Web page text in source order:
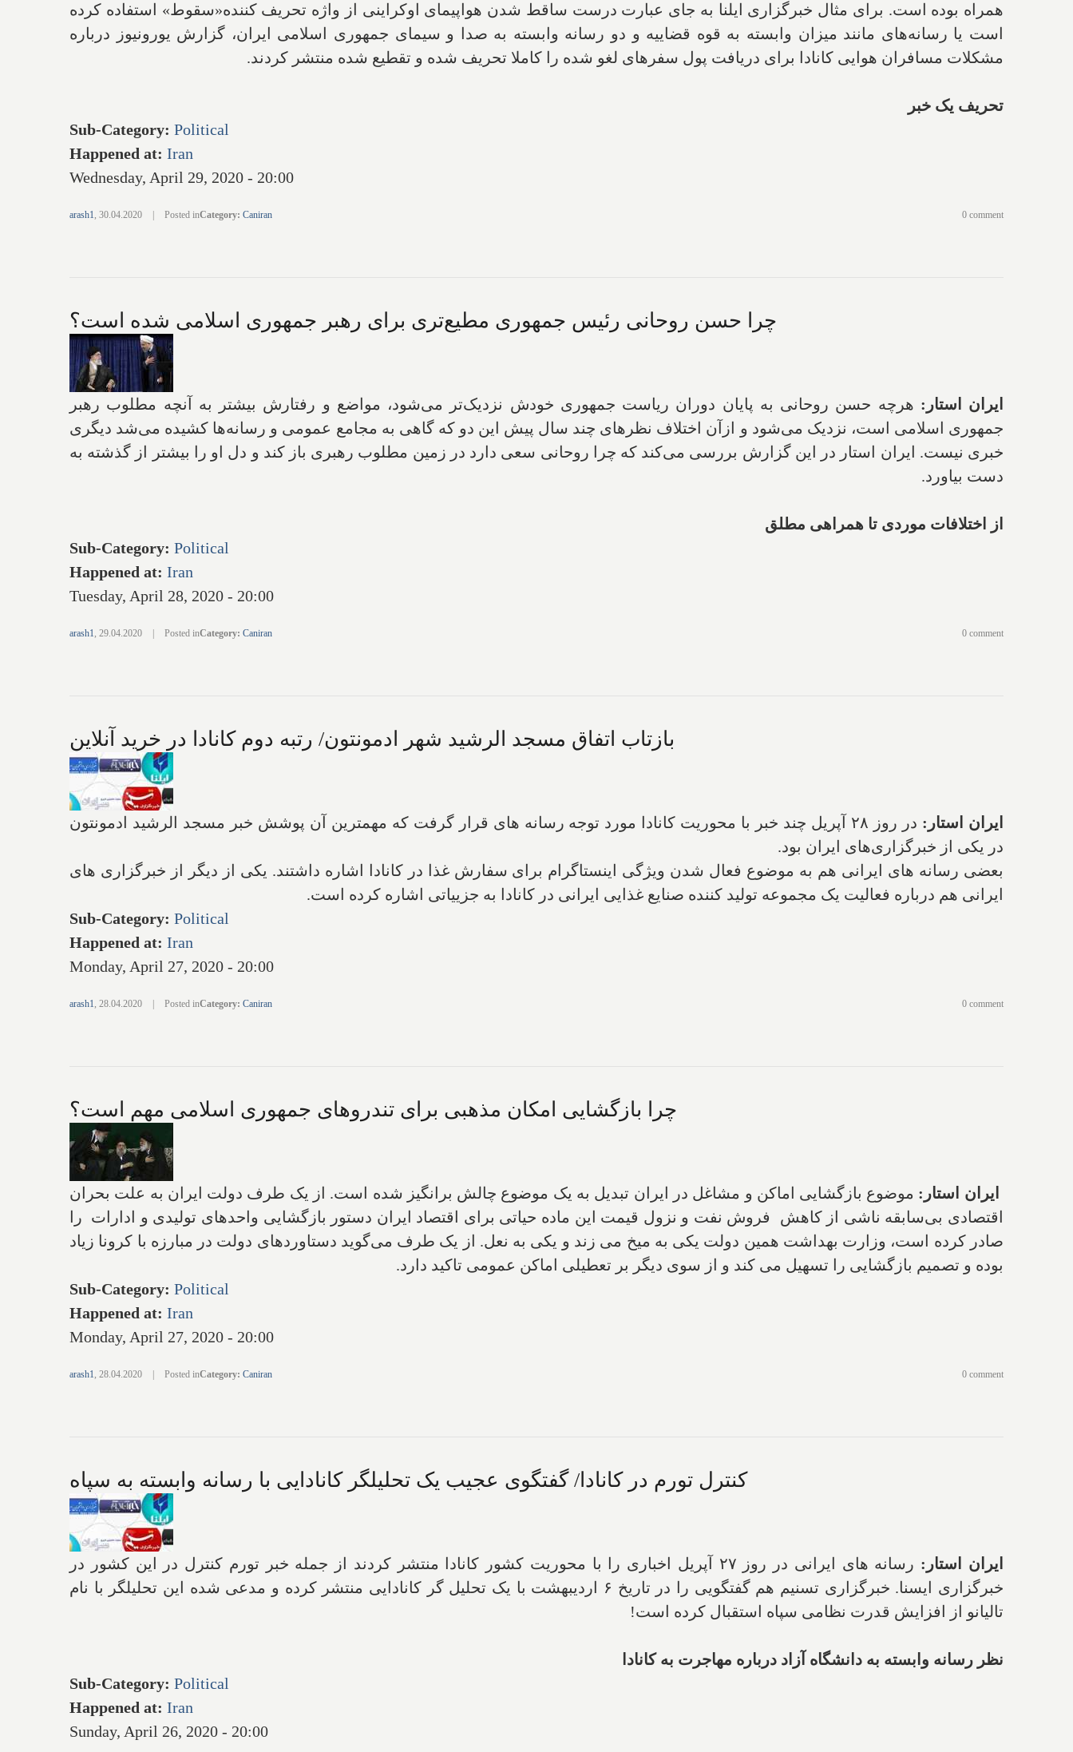
همراه بوده است. برای مثال خبرگزاری ایلنا به جای عبارت درست ساقط شدن هواپیمای اوکراینی از واژه تحریف کننده«سقوط» استفاده کرده
است یا رسانه‌های مانند میزان وابسته به قوه قضاییه و دو رسانه وابسته به صدا و سیمای جمهوری اسلامی ایران، گزارش یورونیوز درباره
مشکلات مسافران هوایی کانادا برای دریافت پول سفرهای لغو شده را کاملا تحریف شده و تقطیع شده منتشر کردند.
تحریف یک خبر
Sub-Category: Political
Happened at: Iran
Wednesday, April 29, 2020 - 20:00
arash1, 30.04.2020 Posted inCategory: Caniran 0 comment
چرا حسن روحانی رئیس جمهوری مطیع‌تری برای رهبر جمهوری اسلامی شده است؟
ایران استار: هرچه حسن روحانی به پایان دوران ریاست جمهوری خودش نزدیک‌تر می‌شود، مواضع و رفتارش بیشتر به آنچه مطلوب رهبر
جمهوری اسلامی است، نزدیک می‌شود و ازآن اختلاف نظرهای چند سال پیش این دو که گاهی به مجامع عمومی و رسانه‌ها کشیده می‌شد دیگری
خبری نیست. ایران استار در این گزارش بررسی می‌کند که چرا روحانی سعی دارد در زمین مطلوب رهبری باز کند و دل او را بیشتر از گذشته به
دست بیاورد.
از اختلافات موردی تا همراهی مطلق
Sub-Category: Political
Happened at: Iran
Tuesday, April 28, 2020 - 20:00
arash1, 29.04.2020 Posted inCategory: Caniran 0 comment
بازتاب اتفاق مسجد الرشید شهر ادمونتون/ رتبه دوم کانادا در خرید آنلاین
ایران استار:
در روز ۲۸ آپریل چند خبر با محوریت کانادا مورد توجه رسانه های قرار گرفت که مهمترین آن پوشش خبر مسجد الرشید ادمونتون
در یکی از خبرگزاری‌های ایران بود.
بعضی رسانه های ایرانی هم به موضوع فعال شدن ویژگی اینستاگرام برای سفارش غذا در کانادا اشاره داشتند. یکی از دیگر از خبرگزاری های
ایرانی هم درباره فعالیت یک مجموعه تولید کننده صنایع غذایی ایرانی در کانادا به جزییاتی اشاره کرده است.
Sub-Category: Political
Happened at: Iran
Monday, April 27, 2020 - 20:00
arash1, 28.04.2020 Posted inCategory: Caniran 0 comment
چرا بازگشایی امکان مذهبی برای تندروهای جمهوری اسلامی مهم است؟
ایران استار: موضوع بازگشایی اماکن و مشاغل در ایران تبدیل به یک موضوع چالش برانگیز شده است. از یک طرف دولت ایران به علت بحران
اقتصادی بی‌سابقه ناشی از کاهش فروش نفت و نزول قیمت این ماده حیاتی برای اقتصاد ایران دستور بازگشایی واحدهای تولیدی و ادارات را
صادر کرده است، وزارت بهداشت همین دولت یکی به میخ می زند و یکی به نعل. از یک طرف می‌گوید دستاوردهای دولت در مبارزه با کرونا زیاد
بوده و تصمیم بازگشایی را تسهیل می کند و از سوی دیگر بر تعطیلی اماکن عمومی تاکید دارد.
Sub-Category: Political
Happened at: Iran
Monday, April 27, 2020 - 20:00
arash1, 28.04.2020 Posted inCategory: Caniran 0 comment
کنترل تورم در کانادا/ گفتگوی عجیب یک تحلیلگر کانادایی با رسانه وابسته به سپاه
ایران استار:
رسانه های ایرانی در روز ۲۷ آپریل اخباری را با محوریت کشور کانادا منتشر کردند از جمله خبر تورم کنترل در این کشور در
خبرگزاری ایسنا. خبرگزاری تسنیم هم گفتگویی را در تاریخ ۶ اردیبهشت با یک تحلیل گر کانادایی منتشر کرده و مدعی شده این تحلیلگر با نام
تالیانو از افزایش قدرت نظامی سپاه استقبال کرده است!
نظر رسانه وابسته به دانشگاه آزاد درباره مهاجرت به کانادا
Sub-Category: Political
Happened at: Iran
Sunday, April 26, 2020 - 20:00